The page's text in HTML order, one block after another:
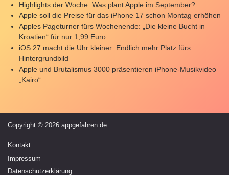
Highlights der Woche: Was plant Apple im September?
Apple soll die Preise für das iPhone 17 schon Montag erhöhen
Apples Pageturner fürs Wochenende: „Die kleine Bucht in
Kroatien“ für nur 1,99 Euro
iOS 27 macht die Uhr kleiner: Endlich mehr Platz fürs
Hintergrundbild
Apple und Brutalismus 3000 präsentieren iPhone-Musikvideo
„Kairo“
Copyright © 2026 appgefahren.de
Kontakt
Impressum
Datenschutzerklärung